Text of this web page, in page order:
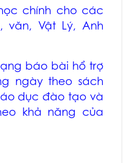
chính cho các
Vật Lý, Anh
báo bài hổ trợ
ngày theo sách
dục đào tạo và
khả năng của